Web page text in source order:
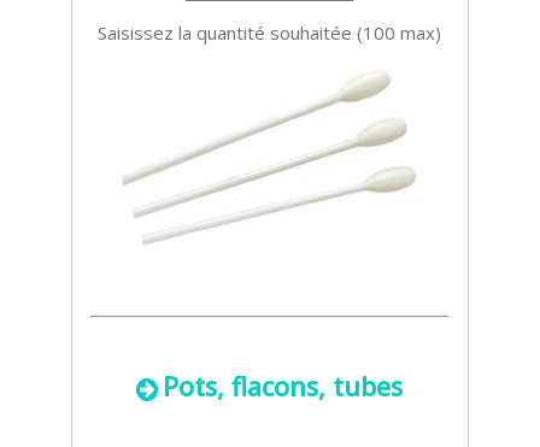
Saisissez la quantité souhaitée (100 max)
Pots, flacons, tubes